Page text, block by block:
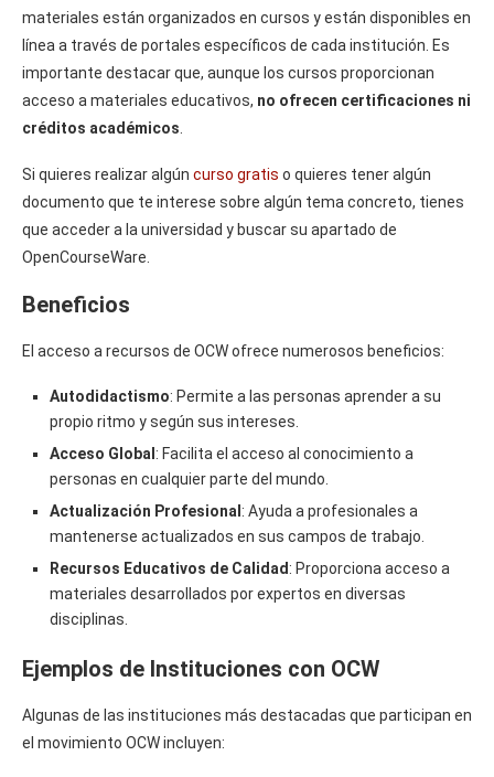
materiales están organizados en cursos y están disponibles en
línea a través de portales específicos de cada institución. Es
importante destacar que, aunque los cursos proporcionan
acceso a materiales educativos, no ofrecen certificaciones ni
créditos académicos
Si quieres realizar algún curso gratis o quieres tener algún
documento que te interese sobre algún tema concreto, tienes
que acceder a la universidad y buscar su apartado de
OpenCourseWare.
Beneficios
El acceso a recursos de OCW ofrece numerosos beneficios:
Autodidactismo: Permite a las personas aprender a su
propio ritmo y según sus intereses.
Acceso Global : Facilita el acceso al conocimiento a
personas en cualquier parte del mundo.
Actualización Profesional : Ayuda a profesionales a
mantenerse actualizados en sus campos de trabajo.
Recursos Educativos de Calidad : Proporciona acceso a
materiales desarrollados por expertos en diversas
disciplinas.
Ejemplos de Instituciones con OCW
Algunas de las instituciones más destacadas que participan en
el movimiento OCW incluyen: